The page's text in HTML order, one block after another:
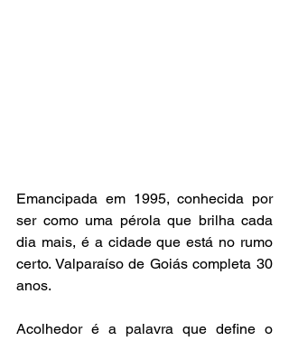
Emancipada em 1995, conhecida por
ser como uma pérola que brilha cada
dia mais, é a cidade que está no rumo
certo. Valparaíso de Goiás completa 30
anos.
Acolhedor é a palavra que define o